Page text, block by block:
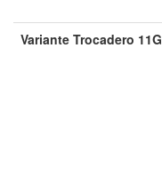
Variante Trocadero 11G